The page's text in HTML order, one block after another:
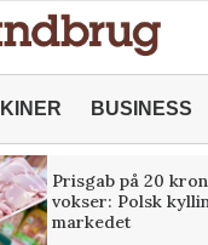
BUSINESS
Prisgab på 20
vokser: Polsk
markedet